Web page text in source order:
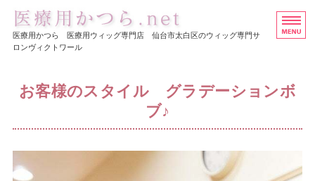
医療用ウイッグ・かつ
医療用かつら 医療用ウィッグ専門店 仙台市太白区のウィッグ専門サ
ロンヴィクトワール
店舗概要
お客様のスタイル グラデーションボ
ブ♪